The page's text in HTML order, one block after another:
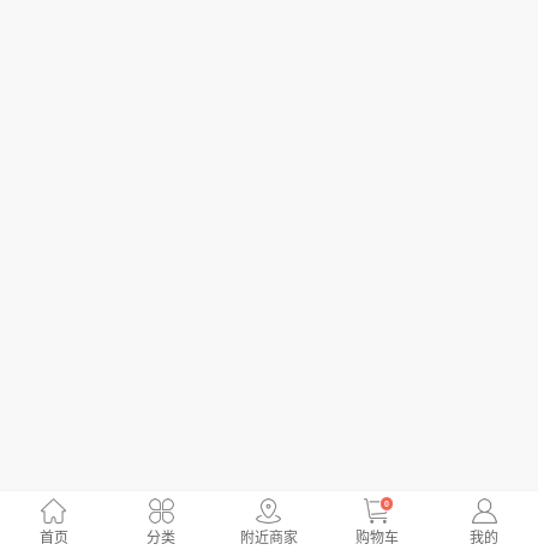
首页 分类 附近商家
0
购物车 我的